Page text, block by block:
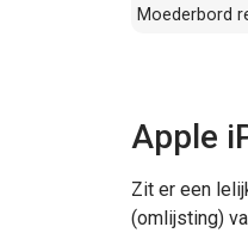
Moederbord
Apple
Zit er een
(omlijsting)